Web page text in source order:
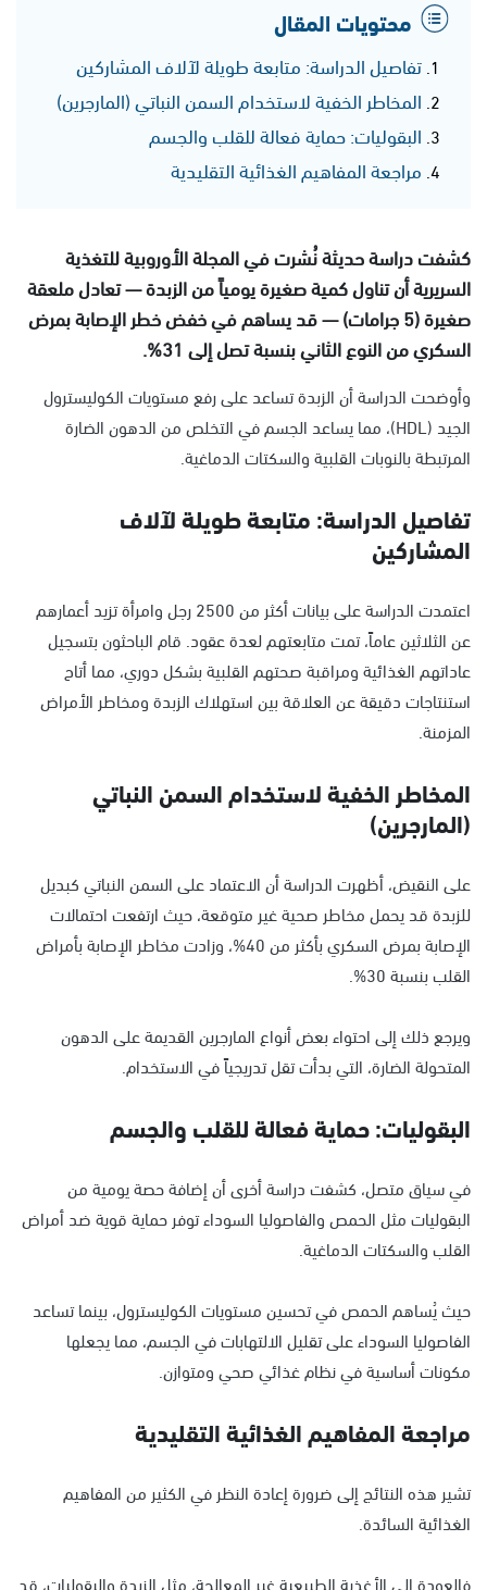
محتويات المقال
تفاصيل الدراسة: متابعة طويلة لآلاف المشاركين
المخاطر الخفية لاستخدام السمن النباتي (المارجرين)
البقوليات: حماية فعالة للقلب والجسم
مراجعة المفاهيم الغذائية التقليدية
كشفت دراسة حديثة نُشرت في المجلة الأوروبية للتغذية
السريرية أن تناول كمية صغيرة يومياً من الزبدة — تعادل ملعقة
صغيرة (5 جرامات) — قد يساهم في خفض خطر الإصابة بمرض
السكري من النوع الثاني بنسبة تصل إلى 31%.
وأوضحت الدراسة أن الزبدة تساعد على رفع مستويات الكوليسترول
الجيد (HDL)، مما يساعد الجسم في التخلص من الدهون الضارة
المرتبطة بالنوبات القلبية والسكتات الدماغية.
تفاصيل الدراسة: متابعة طويلة لآلاف
المشاركين
اعتمدت الدراسة على بيانات أكثر من 2500 رجل وامرأة تزيد أعمارهم
عن الثلاثين عاماً، تمت متابعتهم لعدة عقود. قام الباحثون بتسجيل
عاداتهم الغذائية ومراقبة صحتهم القلبية بشكل دوري، مما أتاح
استنتاجات دقيقة عن العلاقة بين استهلاك الزبدة ومخاطر الأمراض
المزمنة.
المخاطر الخفية لاستخدام السمن النباتي
(المارجرين)
على النقيض، أظهرت الدراسة أن الاعتماد على السمن النباتي كبديل
للزبدة قد يحمل مخاطر صحية غير متوقعة، حيث ارتفعت احتمالات
الإصابة بمرض السكري بأكثر من 40%، وزادت مخاطر الإصابة بأمراض
القلب بنسبة 30%.
ويرجع ذلك إلى احتواء بعض أنواع المارجرين القديمة على الدهون
المتحولة الضارة، التي بدأت تقل تدريجياً في الاستخدام.
البقوليات: حماية فعالة للقلب والجسم
في سياق متصل، كشفت دراسة أخرى أن إضافة حصة يومية من
البقوليات مثل الحمص والفاصوليا السوداء توفر حماية قوية ضد أمراض
القلب والسكتات الدماغية.
حيث يُساهم الحمص في تحسين مستويات الكوليسترول، بينما تساعد
الفاصوليا السوداء على تقليل الالتهابات في الجسم، مما يجعلها
مكونات أساسية في نظام غذائي صحي ومتوازن.
مراجعة المفاهيم الغذائية التقليدية
تشير هذه النتائج إلى ضرورة إعادة النظر في الكثير من المفاهيم
الغذائية السائدة.
فالعودة إلى الأغذية الطبيعية غير المعالجة، مثل الزبدة والبقوليات، قد